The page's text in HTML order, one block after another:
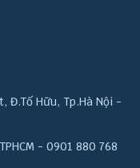
Đ.Tố Hữu, Tp.Hà Nội -
- 0901 880 768